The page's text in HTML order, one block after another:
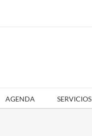
AGENDA SERVICIOS